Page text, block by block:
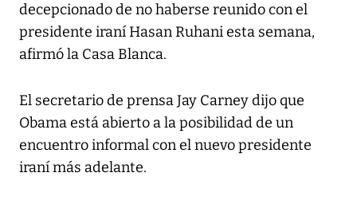
decepcionado de no haberse reunido con el
presidente iraní Hasan Ruhani esta semana,
afirmó la Casa Blanca.
El secretario de prensa Jay Carney dijo que
Obama está abierto a la posibilidad de un
encuentro informal con el nuevo presidente
iraní más adelante.